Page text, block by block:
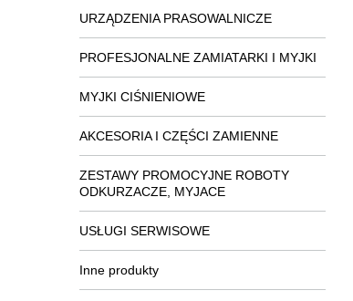
URZĄDZENIA PRASOWALNICZE
PROFESJONALNE ZAMIATARKI I MYJKI
MYJKI CIŚNIENIOWE
AKCESORIA I CZĘŚCI ZAMIENNE
ZESTAWY PROMOCYJNE ROBOTY
ODKURZACZE, MYJACE
USŁUGI SERWISOWE
Inne produkty